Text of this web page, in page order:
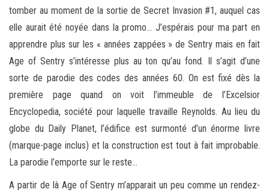
tomber au moment de la sortie de Secret Invasion #1, auquel cas
elle aurait été noyée dans la promo… J’espérais pour ma part en
apprendre plus sur les « années zappées » de Sentry mais en fait
Age of Sentry s’intéresse plus au ton qu’au fond. Il s’agit d’une
sorte de parodie des codes des années 60. On est fixé dès la
première page quand on voit l’immeuble de l’Excelsior
Encyclopedia, société pour laquelle travaille Reynolds. Au lieu du
globe du Daily Planet, l’édifice est surmonté d’un énorme livre
(marque-page inclus) et la construction est tout à fait improbable.
La parodie l’emporte sur le reste…
A partir de là Age of Sentry m’apparait un peu comme un rendez-